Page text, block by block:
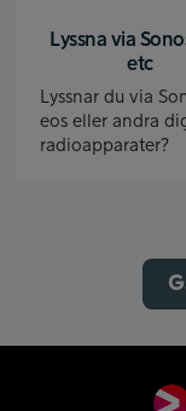
Lyssna via
etc
Lyssnar du via
eos eller andra
radioapparater?